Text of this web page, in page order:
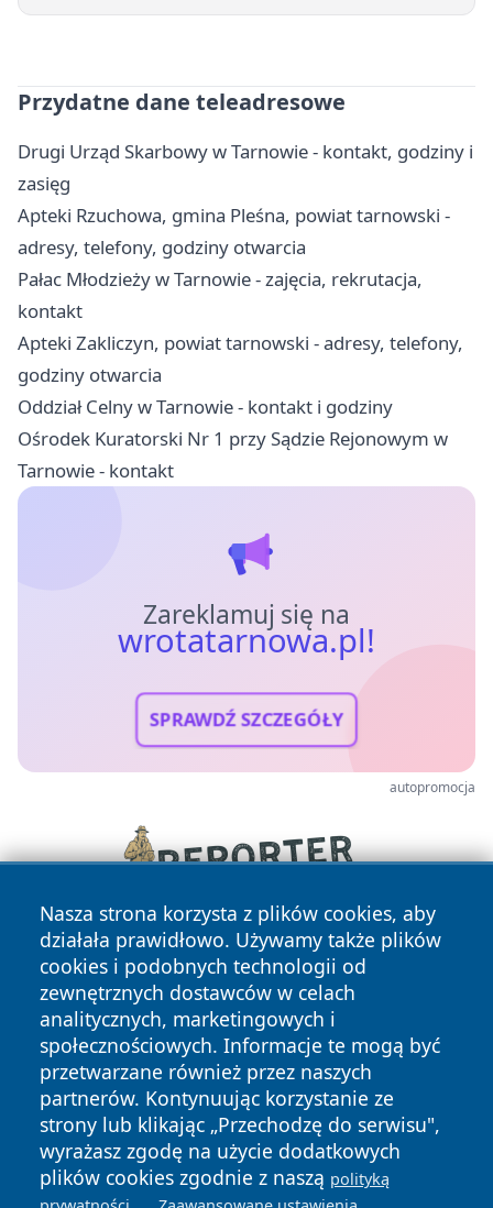
Przydatne dane teleadresowe
Drugi Urząd Skarbowy w Tarnowie - kontakt, godziny i
zasięg
Apteki Rzuchowa, gmina Pleśna, powiat tarnowski -
adresy, telefony, godziny otwarcia
Pałac Młodzieży w Tarnowie - zajęcia, rekrutacja,
kontakt
Apteki Zakliczyn, powiat tarnowski - adresy, telefony,
godziny otwarcia
Oddział Celny w Tarnowie - kontakt i godziny
Ośrodek Kuratorski Nr 1 przy Sądzie Rejonowym w
Tarnowie - kontakt
Zareklamuj się na
wrotatarnowa.pl!
SPRAWDŹ SZCZEGÓŁY
autopromocja
Nasza strona korzysta z plików cookies, aby
działała prawidłowo. Używamy także plików
cookies i podobnych technologii od
zewnętrznych dostawców w celach
analitycznych, marketingowych i
społecznościowych. Informacje te mogą być
przetwarzane również przez naszych
partnerów. Kontynuując korzystanie ze
strony lub klikając „Przechodzę do serwisu",
wyrażasz zgodę na użycie dodatkowych
plików cookies zgodnie z naszą polityką
Copyright © 2026 wrotatarnowa.pl Wszystkie prawa
zastrzeżone.
Polityka
Polityka